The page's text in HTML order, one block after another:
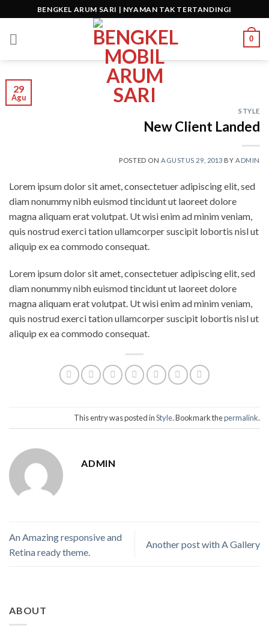
to
content
BENGKEL ARUM SARI | NYAMAN TAK TERTANDINGI
0
ABOUT
29
Agu
STYLE
New Client Landed
POSTED ON AGUSTUS 29, 2013 BY ADMIN
Lorem ipsum dolor sit amet, consectetuer adipiscing elit, sed
diam nonummy nibh euismod tincidunt ut laoreet dolore
magna aliquam erat volutpat. Ut wisi enim ad minim veniam,
quis nostrud exerci tation ullamcorper suscipit lobortis nisl ut
aliquip ex ea commodo consequat.
Lorem ipsum dolor sit amet, consectetuer adipiscing elit, sed
diam nonummy nibh euismod tincidunt ut laoreet dolore
magna aliquam erat volutpat. Ut wisi enim ad minim veniam,
quis nostrud exerci tation ullamcorper suscipit lobortis nisl ut
aliquip ex ea commodo consequat.
This entry was posted inStyle. Bookmark thepermalink.
ADMIN
An Amazing responsive and
Retina ready theme.
Another post with A Gallery